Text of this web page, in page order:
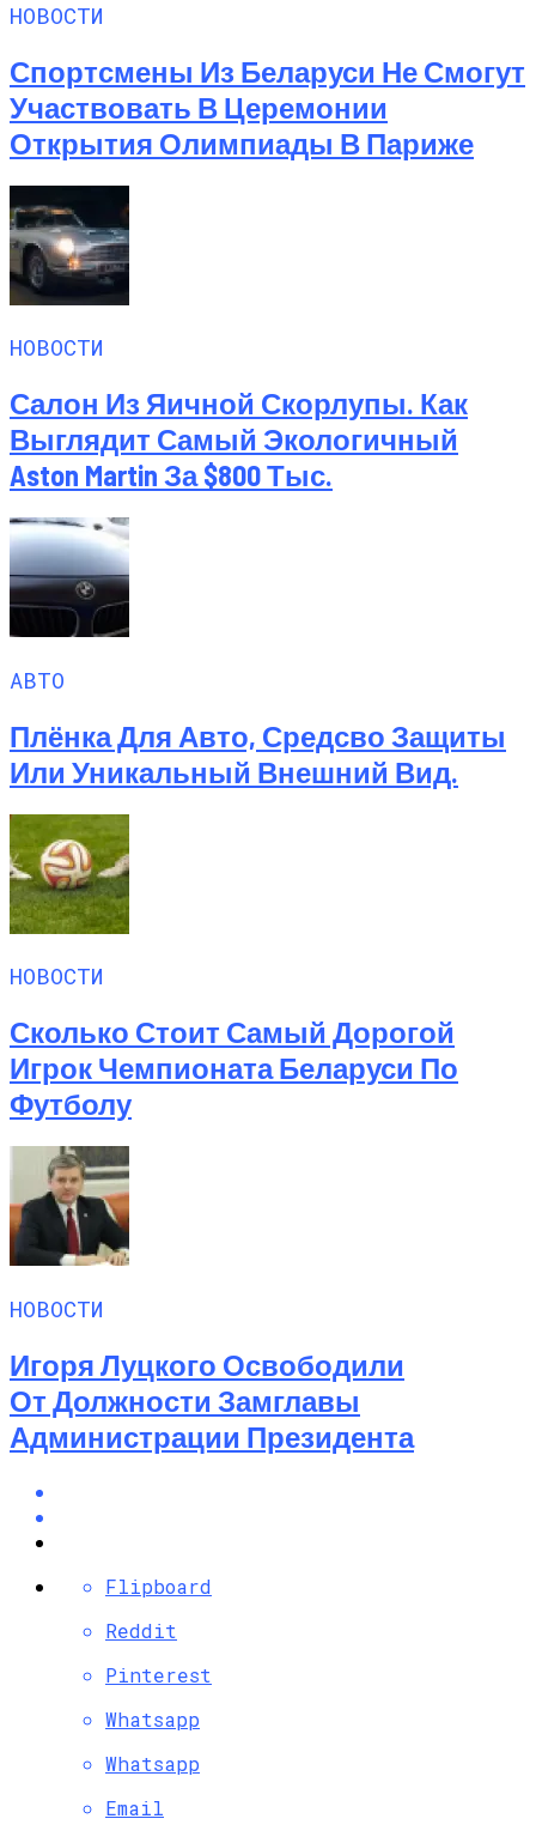
НОВОСТИ
Спортсмены Из Беларуси Не Смогут
Участвовать В Церемонии
Открытия Олимпиады В Париже
НОВОСТИ
Салон Из Яичной Скорлупы. Как
Выглядит Самый Экологичный
Aston Martin За $800 Тыс.
АВТО
Плёнка Для Авто, Средсво Защиты
Или Уникальный Внешний Вид.
НОВОСТИ
Сколько Стоит Самый Дорогой
Игрок Чемпионата Беларуси По
Футболу
НОВОСТИ
Игоря Луцкого Освободили
От Должности Замглавы
Администрации Президента
Flipboard
Reddit
Pinterest
Whatsapp
Whatsapp
Email